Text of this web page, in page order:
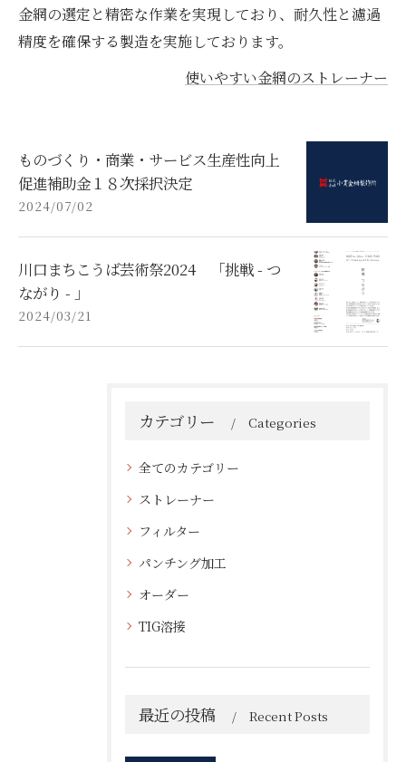
金網の選定と精密な作業を実現しており、耐久性と濾過
精度を確保する製造を実施しております。
使いやすい金網のストレーナー
ものづくり・商業・サービス生産性向上
促進補助金１８次採択決定
2024/07/02
川口まちこうば芸術祭2024 「挑戦 - つ
ながり - 」
2024/03/21
カテゴリー Categories
全てのカテゴリー
ストレーナー
フィルター
パンチング加工
オーダー
TIG溶接
最近の投稿 Recent Posts